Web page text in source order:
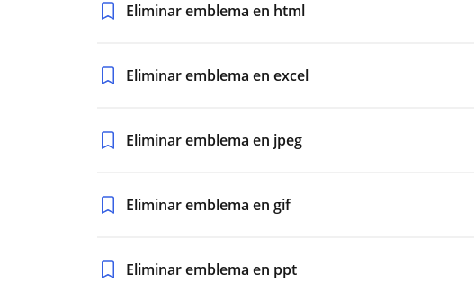
Eliminar emblema en html
Eliminar emblema en excel
Eliminar emblema en jpeg
Eliminar emblema en gif
Eliminar emblema en ppt